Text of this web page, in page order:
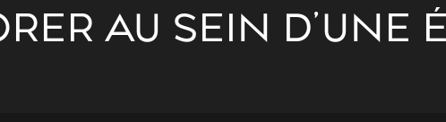
AU SEIN D'UNE